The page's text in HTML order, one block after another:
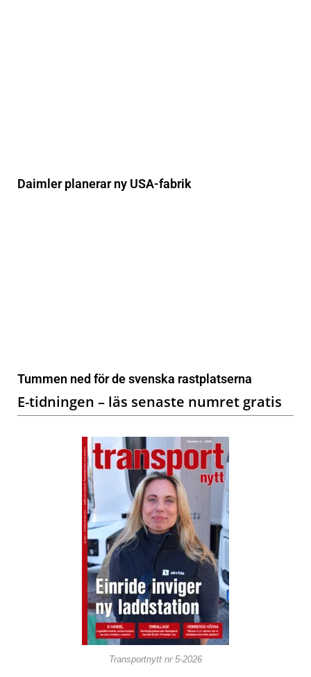
Daimler planerar ny USA-fabrik
Tummen ned för de svenska rastplatserna
E-tidningen – läs senaste numret gratis
Transportnytt nr 5-2026